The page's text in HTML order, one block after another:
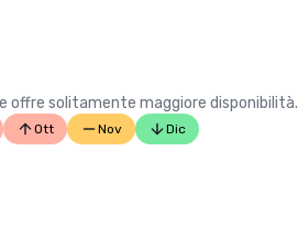
offre solitamente maggiore disponibilità.
Ott Nov Dic